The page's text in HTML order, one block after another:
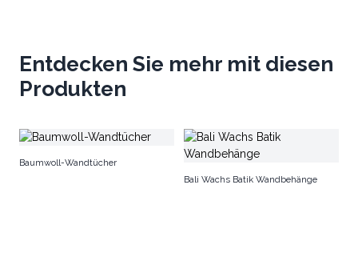
Entdecken Sie mehr mit diesen
Produkten
Baumwoll-Wandtücher
Bali Wachs Batik Wandbehänge